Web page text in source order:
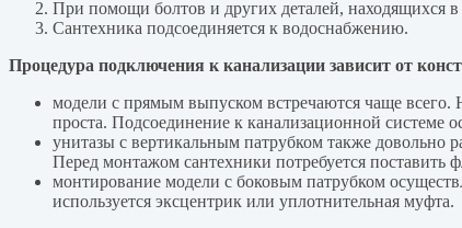
При помощи болтов и других деталей, находящихся в
Сантехника подсоединяется к водоснабжению.
Процедура подключения к канализации зависит от
модели с прямым выпуском встречаются чаще всего.
проста. Подсоединение к канализационной системе
унитазы с вертикальным патрубком также довольно
Перед монтажом сантехники потребуется поставить
монтирование модели с боковым патрубком
используется эксцентрик или уплотнительная муфта.